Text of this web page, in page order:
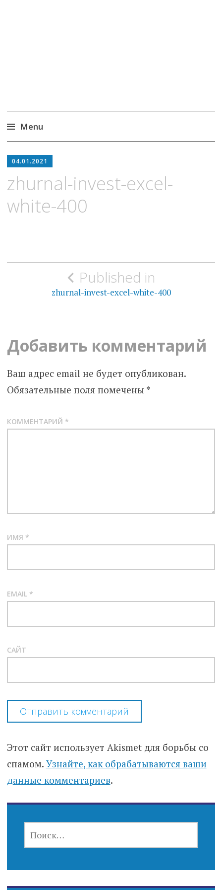
Menu
to
content
04.01.2021
zhurnal-invest-excel-
white-400
НавигацияPublished in
zhurnal-invest-excel-white-400
Добавить комментарий
Ваш адрес email не будет опубликован.
Обязательные поля помечены *
КОММЕНТАРИЙ *
ИМЯ *
EMAIL *
САЙТ
Этот сайт использует Akismet для борьбы со
спамом. Узнайте, как обрабатываются ваши
данные комментариев.